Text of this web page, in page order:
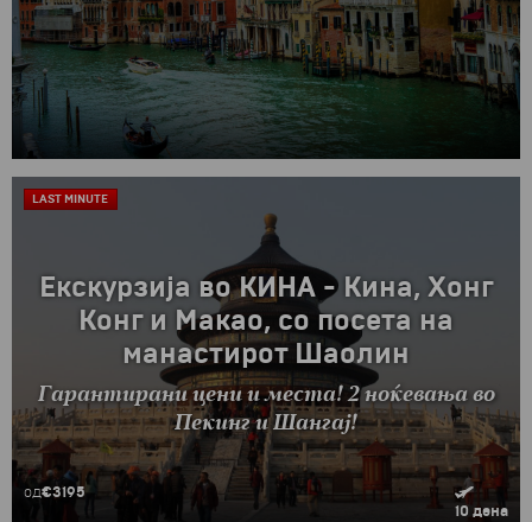
Екскурзија во КИНА - Кина, Хонг
Конг и Макао, со посета на
манастирот Шаолин
Гарантирани цени и места! 2 ноќевања во
Пекинг и Шангај!
од€3195
10 дена
LAST MINUTE